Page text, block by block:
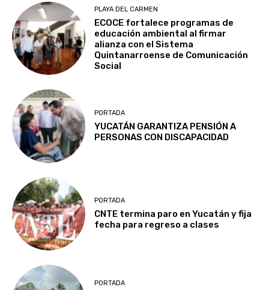
PLAYA DEL CARMEN
ECOCE fortalece programas de
educación ambiental al firmar
alianza con el Sistema
Quintanarroense de Comunicación
Social
PORTADA
YUCATÁN GARANTIZA PENSIÓN A
PERSONAS CON DISCAPACIDAD
PORTADA
CNTE termina paro en Yucatán y fija
fecha para regreso a clases
PORTADA